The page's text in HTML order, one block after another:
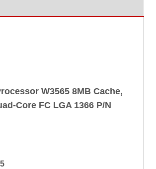
W3565 8MB Cache,
Core FC LGA 1366 P/N